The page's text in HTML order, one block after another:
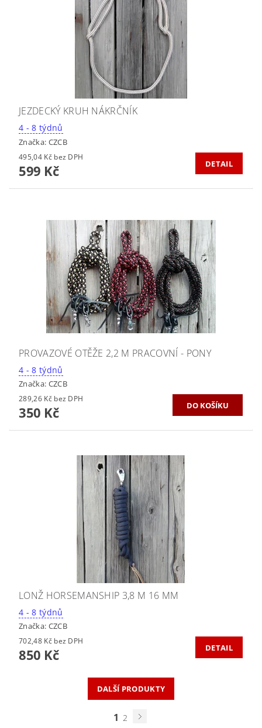
JEZDECKÝ KRUH NÁKRČNÍK
4 - 8 týdnů
Značka: CZCB
495,04 Kč bez DPH
599 Kč DETAIL
PROVAZOVÉ OTĚŽE 2,2 M PRACOVNÍ - PONY
4 - 8 týdnů
Značka: CZCB
289,26 Kč bez DPH
350 Kč
LONŽ HORSEMANSHIP 3,8 M 16 MM
4 - 8 týdnů
Značka: CZCB
702,48 Kč bez DPH
850 Kč DETAIL
DALŠÍ PRODUKTY
1 2